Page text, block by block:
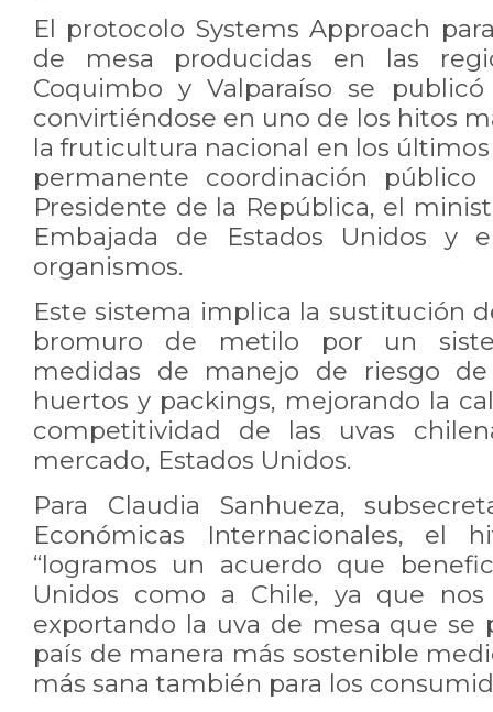
El protocolo Systems Approach
de mesa producidas en las
Coquimbo y Valparaíso se
convirtiéndose en uno de los hitos
la fruticultura nacional en los últimos
permanente coordinación
Presidente de la República, el
Embajada de Estados Unidos y
organismos.
Este sistema implica la sustitución
bromuro de metilo por un
medidas de manejo de riesgo
huertos y packings, mejorando la
competitividad de las uvas
mercado, Estados Unidos.
Para Claudia Sanhueza,
Económicas Internacionales, el
“logramos un acuerdo que
Unidos como a Chile, ya que
exportando la uva de mesa que se
país de manera más sostenible
más sana también para los